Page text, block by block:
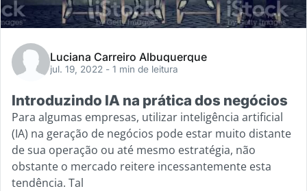
Luciana Carreiro Albuquerque
jul. 19, 2022 - 1 min de leitura
Introduzindo IA na prática dos negócios
Para algumas empresas, utilizar inteligência artificial
(IA) na geração de negócios pode estar muito distante
de sua operação ou até mesmo estratégia, não
obstante o mercado reitere incessantemente esta
tendência. Tal